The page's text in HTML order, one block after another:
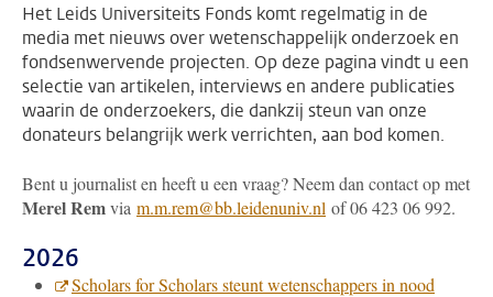
Het Leids Universiteits Fonds komt regelmatig in de
media met nieuws over wetenschappelijk onderzoek en
fondsenwervende projecten. Op deze pagina vindt u een
selectie van artikelen, interviews en andere publicaties
waarin de onderzoekers, die dankzij steun van onze
donateurs belangrijk werk verrichten, aan bod komen.
Bent u journalist en heeft u een vraag? Neem dan contact op met
Merel Remvia m.m.rem@bb.leidenuniv.nl of 06 423 06 992.
2026
Scholars for Scholars steunt wetenschappers in nood